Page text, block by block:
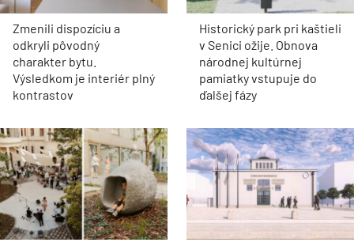
Zmenili dispozíciu a
odkryli pôvodný
charakter bytu.
Výsledkom je interiér plný
kontrastov
Historický park pri kaštieli
v Senici ožije. Obnova
národnej kultúrnej
pamiatky vstupuje do
ďalšej fázy